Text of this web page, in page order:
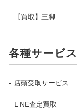
【買取】三脚
各種サービ
店頭受取サービス
LINE査定買取